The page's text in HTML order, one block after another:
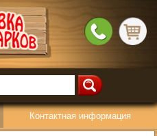
Контактная информация